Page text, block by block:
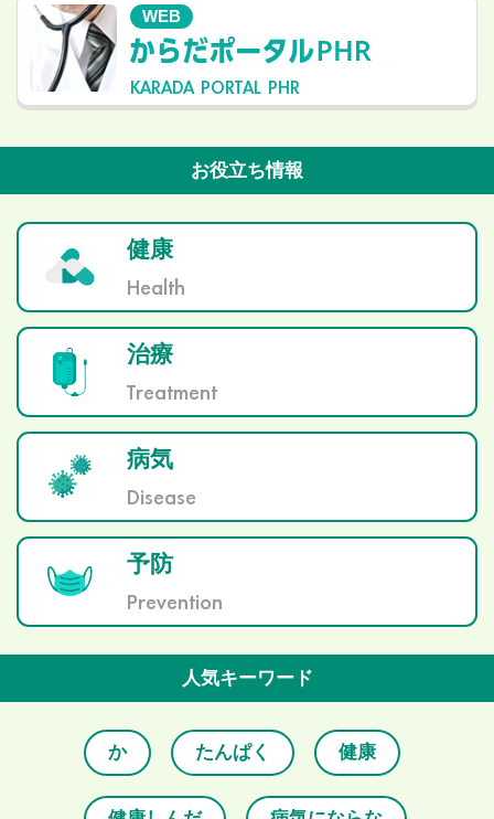
WEB
KARADA PORTAL PHR
お役立ち情報
健康
Health
治療
Treatment
病気
Disease
予防
Prevention
人気キーワード
か たんぱく 健康